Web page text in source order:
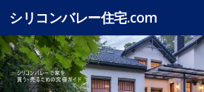
Skip to content
シリコンバレー住宅.com